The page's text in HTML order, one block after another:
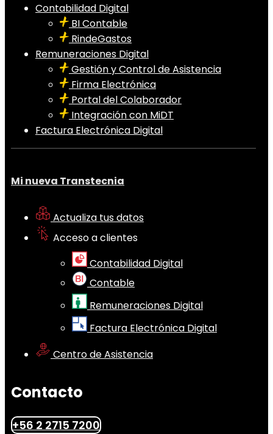
Contabilidad Digital
BI Contable
RindeGastos
Remuneraciones Digital
Gestión y Control de Asistencia
Firma Electrónica
Portal del Colaborador
Integración con MiDT
Factura Electrónica Digital
Mi nueva Transtecnia
Actualiza tus datos
Acceso a clientes
Contabilidad Digital
Contable
Remuneraciones Digital
Factura Electrónica Digital
Centro de Asistencia
Contacto
+56 2 2715 7200